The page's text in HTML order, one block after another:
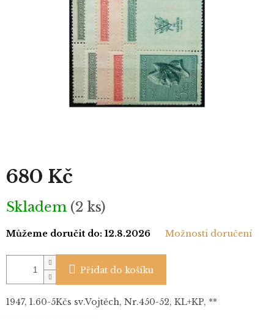
680 Kč
Měrná
cena:
Skladem (2 ks)
Můžeme doručit do: 12.8.2026 Možnosti doručení
Přidat do košíku
1947, 1.60-5Kčs sv.Vojtěch, Nr.450-52, KL+KP, **